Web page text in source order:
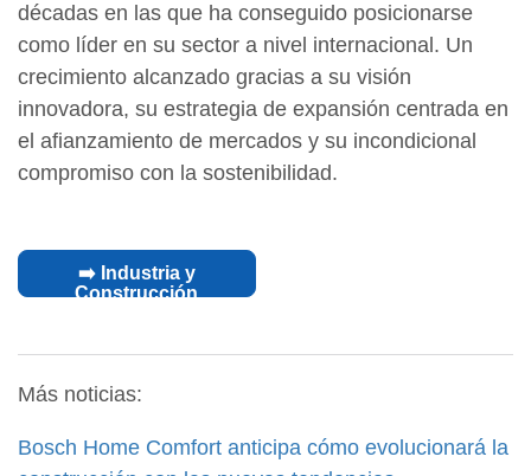
décadas en las que ha conseguido posicionarse
como líder en su sector a nivel internacional. Un
crecimiento alcanzado gracias a su visión
innovadora, su estrategia de expansión centrada en
el afianzamiento de mercados y su incondicional
compromiso con la sostenibilidad.
➡️ Industria y
Construcción
Más noticias:
Bosch Home Comfort anticipa cómo evolucionará la